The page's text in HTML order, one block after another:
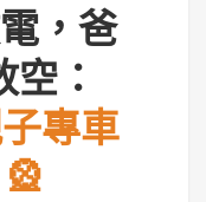
，爸
：
專車